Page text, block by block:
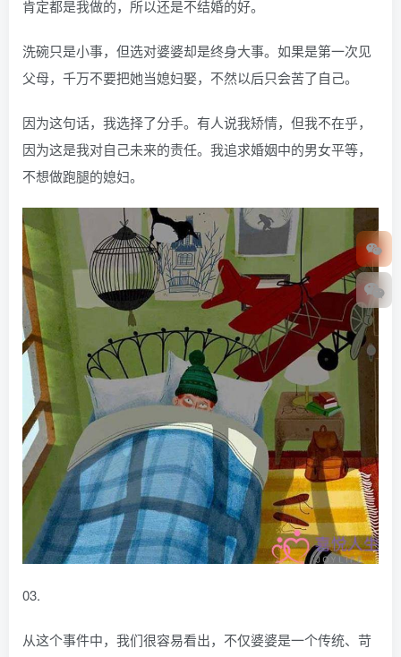
肯定都是我做的，所以还是不结婚的好。
洗碗只是小事，但选对婆婆却是终身大事。如果是第一次见
父母，千万不要把她当媳妇娶，不然以后只会苦了自己。
因为这句话，我选择了分手。有人说我矫情，但我不在乎，
因为这是我对自己未来的责任。我追求婚姻中的男女平等，
不想做跑腿的媳妇。
03.
从这个事件中，我们很容易看出，不仅婆婆是一个传统、苛